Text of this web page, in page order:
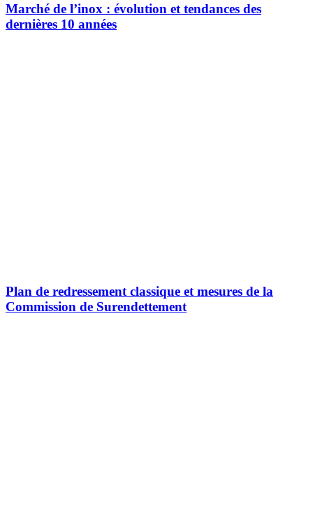
Marché de l’inox : évolution et tendances des
dernières 10 années
Plan de redressement classique et mesures de la
Commission de Surendettement